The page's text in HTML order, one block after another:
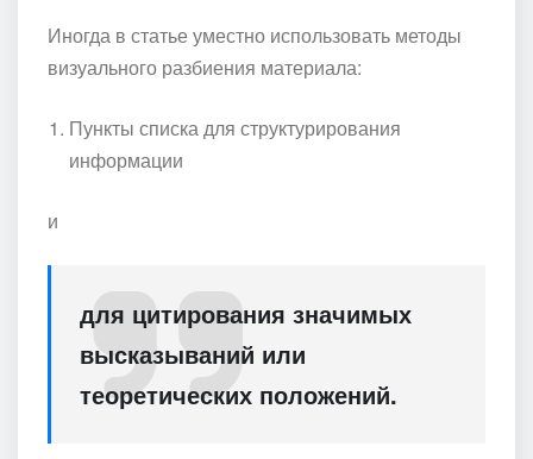
Иногда в статье уместно использовать методы
визуального разбиения материала:
Пункты списка для структурирования
информации
и
для цитирования значимых
высказываний или
теоретических положений.